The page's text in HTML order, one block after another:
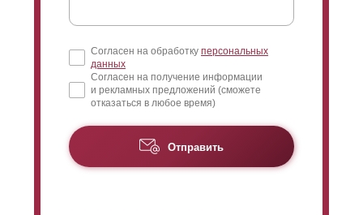
Согласен на обработку персональных
данных
Согласен на получение информации
и рекламных предложений (сможете
отказаться в любое время)
Отправить